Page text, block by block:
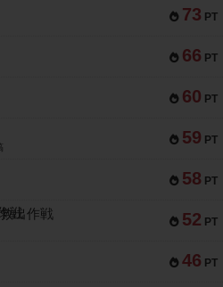
73 PT
66 PT
60 PT
59 PT
58 PT
52 PT
出作戦
46 PT